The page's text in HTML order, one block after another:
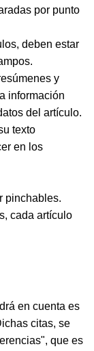
por punto
deben estar
y
información
del artículo.
texto
en los
pinchables.
cada artículo
en cuenta es
citas, se
que es